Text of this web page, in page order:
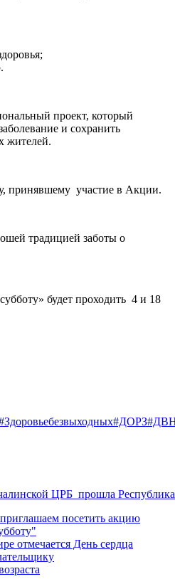
проект, который
и сохранить
жителей.
принявшему участие в Акции.
традицией заботы о
будет проходить 4 и 18
#ДОРЗ
ЦРБ прошла
посетить акцию
отмечается День сердца